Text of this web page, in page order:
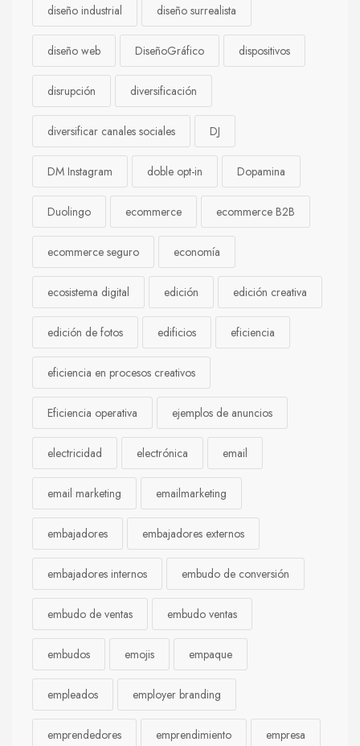
diseño industrial diseño surrealista
diseño web DiseñoGráfico dispositivos
disrupción diversificación
diversificar canales sociales DJ
DM Instagram doble opt-in Dopamina
Duolingo ecommerce ecommerce B2B
ecommerce seguro economía
ecosistema digital edición edición creativa
edición de fotos edificios eficiencia
eficiencia en procesos creativos
Eficiencia operativa ejemplos de anuncios
electricidad electrónica email
email marketing emailmarketing
embajadores embajadores externos
embajadores internos embudo de conversión
embudo de ventas embudo ventas
embudos emojis empaque
empleados employer branding
emprendedores emprendimiento empresa